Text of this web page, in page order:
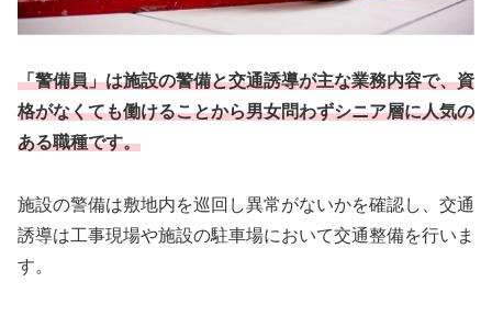
「警備員」は施設の警備と交通誘導が主な業務内容で、資
格がなくても働けることから男女問わずシニア層に人気の
ある職種です。
施設の警備は敷地内を巡回し異常がないかを確認し、交通
誘導は工事現場や施設の駐車場において交通整備を行いま
す。